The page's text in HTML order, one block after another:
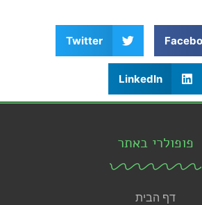
Twitter
LinkedIn
פופולרי באתר
דף הבית